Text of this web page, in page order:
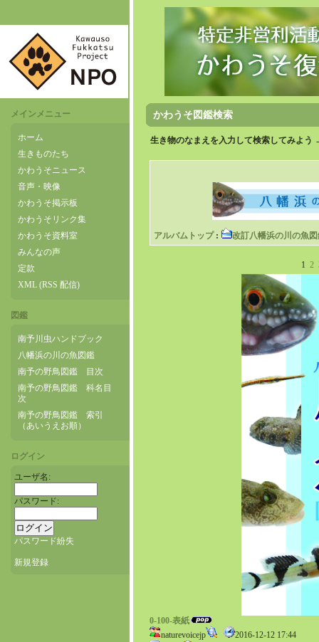
メインメニュー
ホーム
生きものたち
かわうそニュース
音声・映像
かわうそ掲示板
かわうそリンク集
かわうそ資料室
みんなの声
定款
XML (RSS 配信)
図鑑
南予川虫ハンドブック
八幡浜の川の魚図鑑
南予の野鳥図鑑 目次
南予の野鳥図鑑 科名目
次
南予の野鳥図鑑 索引
（あいうえお順）
ログイン
ユーザ名:
パスワード:
パスワード紛失
新規登録
かわうそ図鑑検索
生き物のなまえを入力して検索してみよう
アルバムトップ: 改訂八幡浜の川の魚
1 2
0-100-表紙
naturevoicejp
2016-12-12 17:44